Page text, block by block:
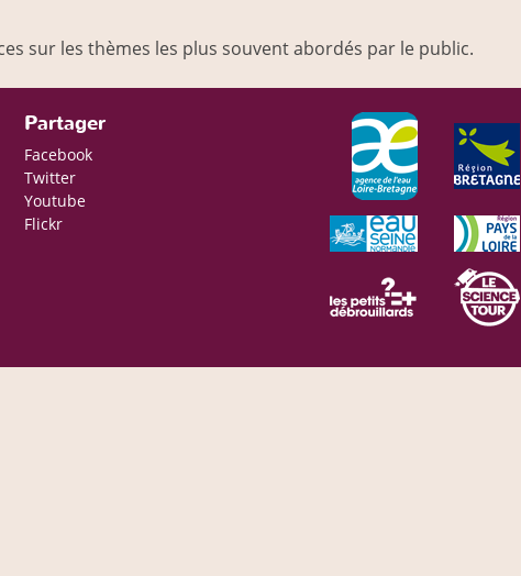
sur les thèmes les plus souvent abordés par le public.
Partager
Facebook
Twitter
Youtube
Flickr